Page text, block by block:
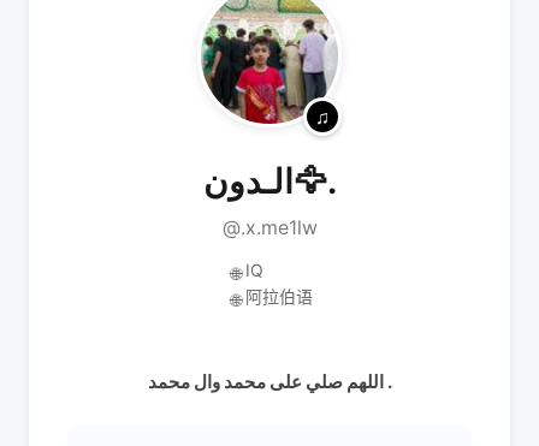
الـدون🦅.
@.x.me1lw
🌐 IQ
🌐 阿拉伯语
اللهم صلي على محمد وال محمد .